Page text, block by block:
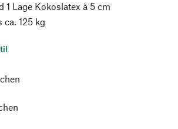
1 Lage Kokoslatex à 5 cm
125 kg